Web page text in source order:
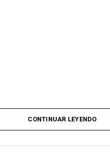
CONTINUAR LEYENDO